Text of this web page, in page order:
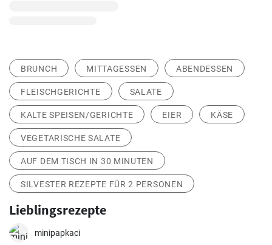
BRUNCH MITTAGESSEN ABENDESSEN
FLEISCHGERICHTE SALATE
KALTE SPEISEN/GERICHTE EIER KÄSE
VEGETARISCHE SALATE
AUF DEM TISCH IN 30 MINUTEN
SILVESTER REZEPTE FÜR 2 PERSONEN
Lieblingsrezepte
minipapkaci